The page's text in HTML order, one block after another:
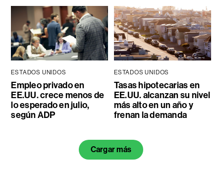
ESTADOS UNIDOS
Empleo privado en
EE.UU. crece menos de
lo esperado en julio,
según ADP
ESTADOS UNIDOS
Tasas hipotecarias en
EE.UU. alcanzan su nivel
más alto en un año y
frenan la demanda
Cargar más